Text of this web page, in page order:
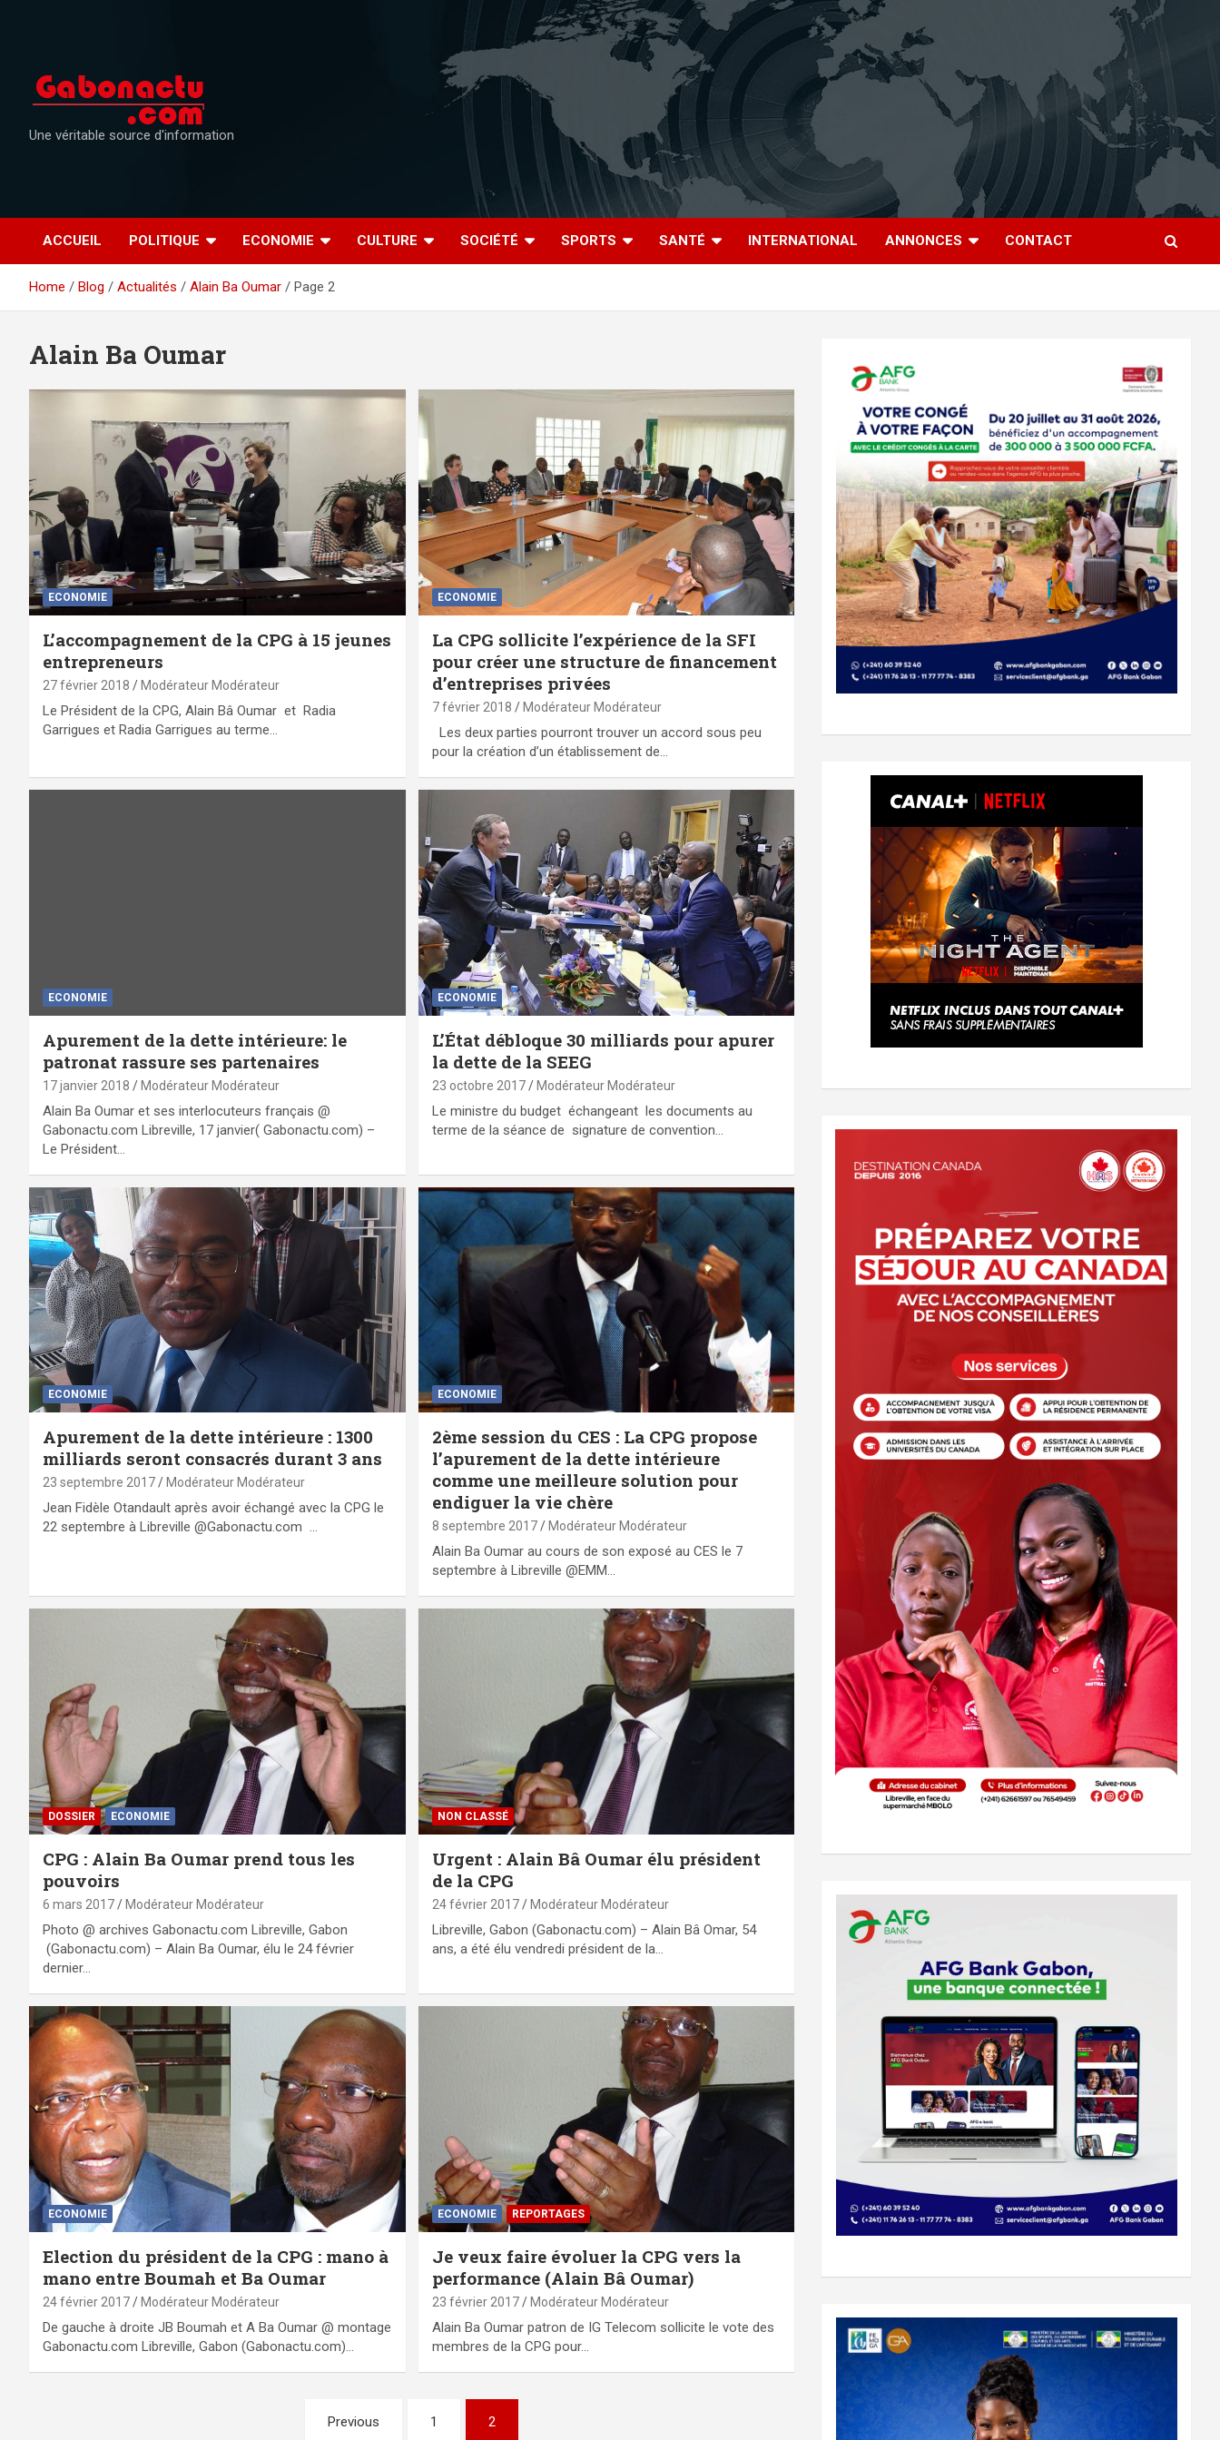
Une véritable source d'information
ACCUEIL POLITIQUE ECONOMIE CULTURE SOCIÉTÉ SPORTS SANTÉ INTERNATIONAL ANNONCES CONTACT
Home Blog Actualités Alain Ba Oumar Page 2
Alain Ba Oumar
ECONOMIE
L’accompagnement de la CPG à 15 jeunes
entrepreneurs
27 février 2018 Modérateur Modérateur
Le Président de la CPG, Alain Bâ Oumar et Radia
Garrigues et Radia Garrigues au terme…
ECONOMIE
La CPG sollicite l’expérience de la SFI
pour créer une structure de financement
d’entreprises privées
7 février 2018 Modérateur Modérateur
Les deux parties pourront trouver un accord sous peu
pour la création d’un établissement de…
ECONOMIE
Apurement de la dette intérieure: le
patronat rassure ses partenaires
17 janvier 2018 Modérateur Modérateur
Alain Ba Oumar et ses interlocuteurs français @
Gabonactu.com Libreville, 17 janvier( Gabonactu.com) –
Le Président…
ECONOMIE
L’État débloque 30 milliards pour apurer
la dette de la SEEG
23 octobre 2017 Modérateur Modérateur
Le ministre du budget échangeant les documents au
terme de la séance de signature de convention…
ECONOMIE
Apurement de la dette intérieure : 1300
milliards seront consacrés durant 3 ans
23 septembre 2017 Modérateur Modérateur
Jean Fidèle Otandault après avoir échangé avec la CPG le
22 septembre à Libreville @Gabonactu.com …
ECONOMIE
2ème session du CES : La CPG propose
l’apurement de la dette intérieure
comme une meilleure solution pour
endiguer la vie chère
8 septembre 2017 Modérateur Modérateur
Alain Ba Oumar au cours de son exposé au CES le 7
septembre à Libreville @EMM…
DOSSIER ECONOMIE
CPG : Alain Ba Oumar prend tous les
pouvoirs
6 mars 2017 Modérateur Modérateur
Photo @ archives Gabonactu.com Libreville, Gabon
(Gabonactu.com) – Alain Ba Oumar, élu le 24 février
dernier…
NON CLASSÉ
Urgent : Alain Bâ Oumar élu président
de la CPG
24 février 2017 Modérateur Modérateur
Libreville, Gabon (Gabonactu.com) – Alain Bâ Omar, 54
ans, a été élu vendredi président de la…
ECONOMIE
Election du président de la CPG : mano à
mano entre Boumah et Ba Oumar
24 février 2017 Modérateur Modérateur
De gauche à droite JB Boumah et A Ba Oumar @ montage
Gabonactu.com Libreville, Gabon (Gabonactu.com)…
ECONOMIE REPORTAGES
Je veux faire évoluer la CPG vers la
performance (Alain Bâ Oumar)
23 février 2017 Modérateur Modérateur
Alain Ba Oumar patron de IG Telecom sollicite le vote des
membres de la CPG pour…
Previous 1 2